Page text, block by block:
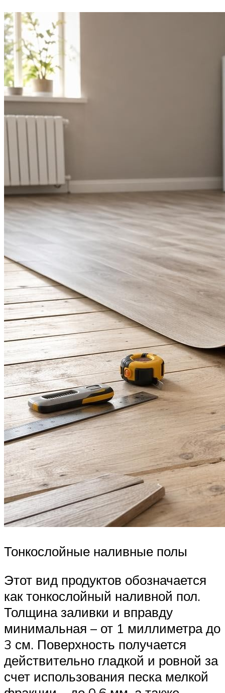
Тонкослойные наливные полы
Этот вид продуктов обозначается
как тонкослойный наливной пол.
Толщина заливки и вправду
минимальная – от 1 миллиметра до
3 см. Поверхность получается
действительно гладкой и ровной за
счет использования песка мелкой